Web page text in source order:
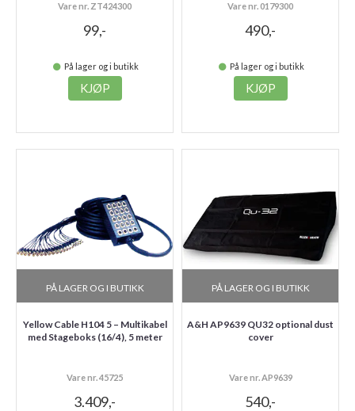
Vare nr. ZT424300
99,-
På lager og i butikk
KJØP
Vare nr. 0179300
490,-
På lager og i butikk
KJØP
PÅ LAGER OG I BUTIKK
Yellow Cable H104 5 – Multikabel
med Stageboks (16/4), 5 meter
Vare nr. 45725
3.409,-
PÅ LAGER OG I BUTIKK
A&H AP9639 QU32 optional dust
cover
Vare nr. AP9639
540,-